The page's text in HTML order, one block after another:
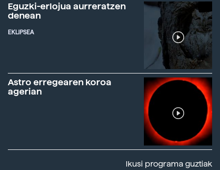
Eguzki-erlojua aurreratzen
denean
EKLIPSEA
Astro erregearen koroa
agerian
Ikusi programa guztiak